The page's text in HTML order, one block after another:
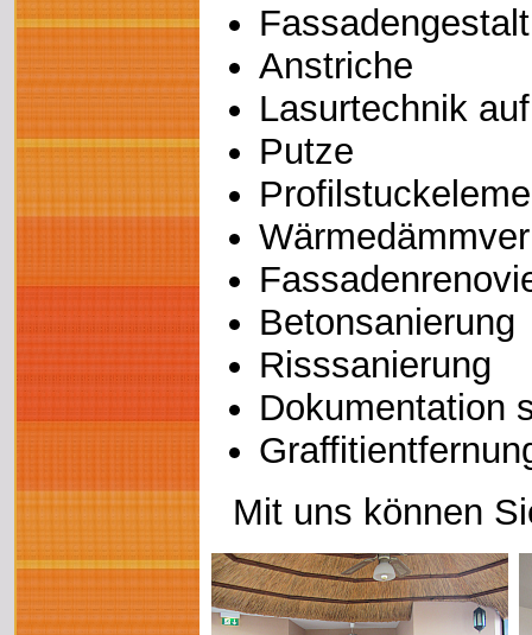
Anstriche
Lasurtechnik
Putze
Betonsanierung
Risssanierung
Dokumentation
Mit uns können